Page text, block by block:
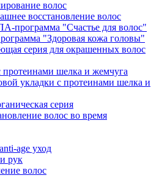
волос
восстановление волос
программа "Счастье для волос"
"Здоровая кожа головы"
серия для окрашенных волос
шелка и жемчуга
укладки с протеинами шелка и
серия
волос во время
age уход
рук
волос